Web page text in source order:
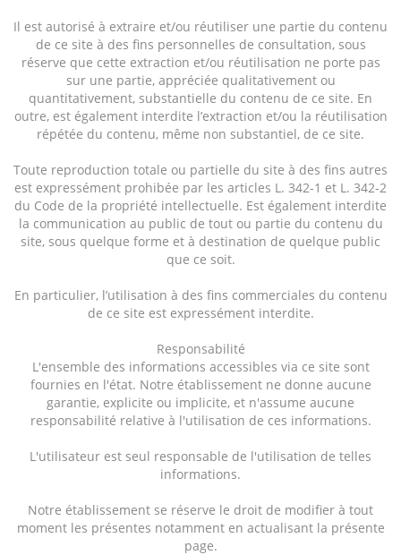
Il est autorisé à extraire et/ou réutiliser une partie du contenu
de ce site à des fins personnelles de consultation, sous
réserve que cette extraction et/ou réutilisation ne porte pas
sur une partie, appréciée qualitativement ou
quantitativement, substantielle du contenu de ce site. En
outre, est également interdite l’extraction et/ou la réutilisation
répétée du contenu, même non substantiel, de ce site.
Toute reproduction totale ou partielle du site à des fins autres
est expressément prohibée par les articles L. 342-1 et L. 342-2
du Code de la propriété intellectuelle. Est également interdite
la communication au public de tout ou partie du contenu du
site, sous quelque forme et à destination de quelque public
que ce soit.
En particulier, l’utilisation à des fins commerciales du contenu
de ce site est expressément interdite.
Responsabilité
L'ensemble des informations accessibles via ce site sont
fournies en l'état. Notre établissement ne donne aucune
garantie, explicite ou implicite, et n'assume aucune
responsabilité relative à l'utilisation de ces informations.
L'utilisateur est seul responsable de l'utilisation de telles
informations.
Notre établissement se réserve le droit de modifier à tout
moment les présentes notamment en actualisant la présente
page.